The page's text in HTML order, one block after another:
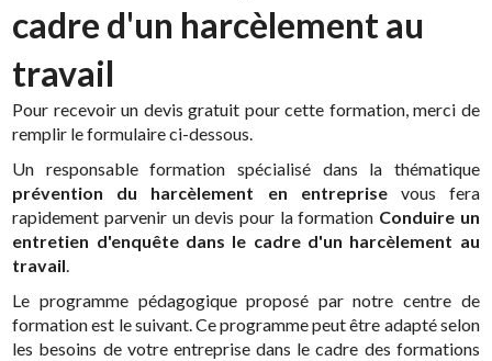
cadre d'un harcèlement au
travail
Pour recevoir un devis gratuit pour cette formation, merci de
remplir le formulaire ci-dessous.
Un responsable formation spécialisé dans la thématique
prévention du harcèlement en entreprisevous fera
rapidement parvenir un devis pour la formation Conduire un
entretien d'enquête dans le cadre d'un harcèlement au
travail.
Le programme pédagogique proposé par notre centre de
formation est le suivant. Ce programme peut être adapté selon
les besoins de votre entreprise dans le cadre des formations